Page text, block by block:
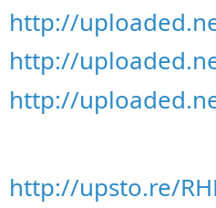
http://
http://
http://
http://upsto.re/